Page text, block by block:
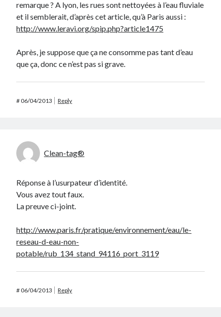
remarque ? A lyon, les rues sont nettoyées à l’eau fluviale
et il semblerait, d’après cet article, qu’à Paris aussi :
http://www.leravi.org/spip.php?article1475
Après, je suppose que ça ne consomme pas tant d’eau
que ça, donc ce n’est pas si grave.
#06/04/2013 Reply
Clean-tag®
Réponse à l’usurpateur d’identité.
Vous avez tout faux.
La preuve ci-joint.
http://www.paris.fr/pratique/environnement/eau/le-
reseau-d-eau-non-
potable/rub_134_stand_94116_port_3119
#06/04/2013 Reply